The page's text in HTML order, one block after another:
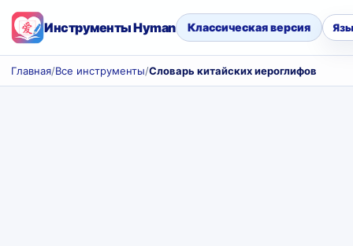
Инструменты Hyman Классическая версия
Главная/Все инструменты/Словарь китайских иероглифов